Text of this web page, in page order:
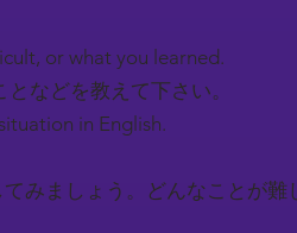
or what you learned.
などを教えて下さい。
in English.
みましょう。どんなことが難